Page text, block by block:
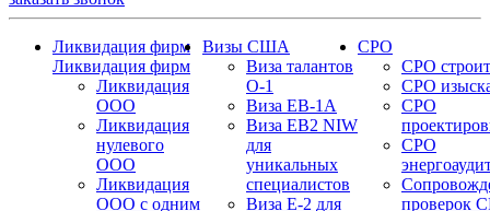
Ликвидация фирм
Ликвидация фирм
Ликвидация
ООО
Ликвидация
нулевого
ООО
Ликвидация
ООО с одним
Визы США
Виза талантов
О-1
Виза EB-1A
Виза EB2 NIW
для
уникальных
специалистов
Виза E-2 для
СРО
СРО
СРО
СРО
СРО
проверок